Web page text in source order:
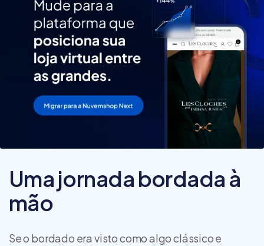
Uma jornada bordada à
mão
Se o bordado era visto como algo clássico e